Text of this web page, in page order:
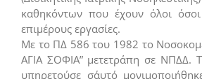
καθηκόντων που έχουν όλοι όσοι
επιμέρους εργασίες.
Με το ΠΔ 586 του 1982 το
ΑΓΙΑ ΣΟΦΙΑ” μετετράπη σε ΝΠΔΔ.
υπηρετούσε σ΄αυτό